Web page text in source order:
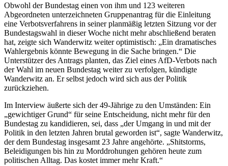
Obwohl der Bundestag einen von ihm und 123 weiteren
Abgeordneten unterzeichneten Gruppenantrag für die Einleitung
eine Verbotsverfahrens in seiner planmäßig letzten Sitzung vor der
Bundestagswahl in dieser Woche nicht mehr abschließend beraten
hat, zeigte sich Wanderwitz weiter optimistisch: „Ein dramatisches
Wahlergebnis könnte Bewegung in die Sache bringen.“ Die
Unterstützer des Antrags planten, das Ziel eines AfD-Verbots nach
der Wahl im neuen Bundestag weiter zu verfolgen, kündigte
Wanderwitz an. Er selbst jedoch wird sich aus der Politik
zurückziehen.
Im Interview äußerte sich der 49-Jährige zu den Umständen: Ein
„gewichtiger Grund“ für seine Entscheidung, nicht mehr für den
Bundestag zu kandidieren, sei, dass „der Umgang in und mit der
Politik in den letzten Jahren brutal geworden ist“, sagte Wanderwitz,
der dem Bundestag insgesamt 23 Jahre angehörte. „Shitstorms,
Beleidigungen bis hin zu Morddrohungen gehören heute zum
politischen Alltag. Das kostet immer mehr Kraft.“